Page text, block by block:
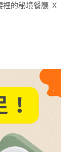
的秘境餐廳 Ｘ